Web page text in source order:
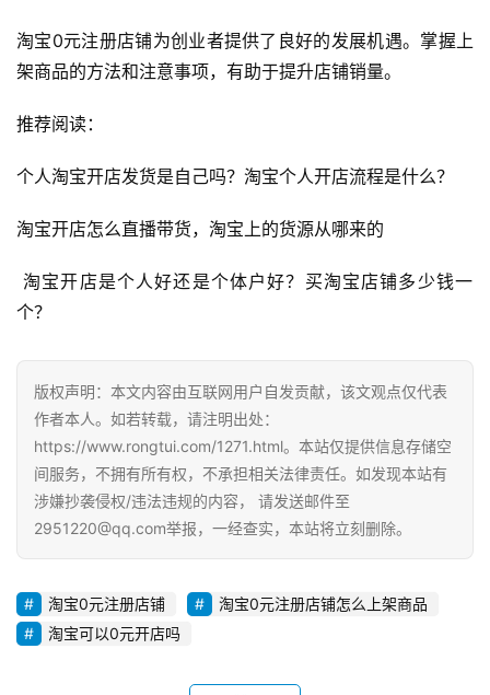
体
E
优
i
观
电
商
运
营
直
播
带
货
登录 注册
淘宝0元注册店铺为创业者提供了良好的发展机遇。掌握上
架商品的方法和注意事项，有助于提升店铺销量。
推荐阅读：
个人淘宝开店发货是自己吗？淘宝个人开店流程是什么？
淘宝开店怎么直播带货，淘宝上的货源从哪来的
淘宝开店是个人好还是个体户好？买淘宝店铺多少钱一
个？
版权声明：本文内容由互联网用户自发贡献，该文观点仅代表
作者本人。如若转载，请注明出处：
https://www.rongtui.com/1271.html。本站仅提供信息存储空
间服务，不拥有所有权，不承担相关法律责任。如发现本站有
涉嫌抄袭侵权/违法违规的内容， 请发送邮件至
2951220@qq.com举报，一经查实，本站将立刻删除。
淘宝0元注册店铺
淘宝0元注册店铺怎么上架商品
淘宝可以0元开店吗